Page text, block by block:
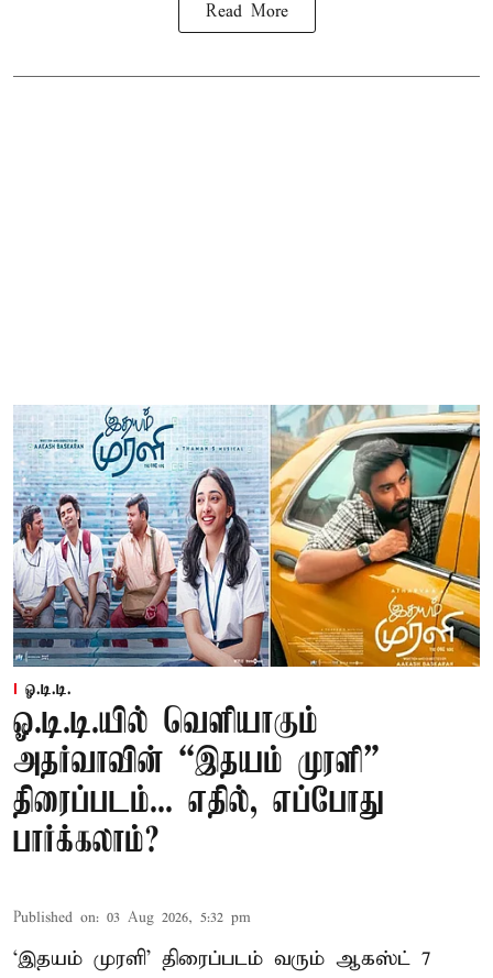
Read More
ஓ.டி.டி.
ஓ.டி.டி.யில் வெளியாகும்
அதர்வாவின் “இதயம் முரளி”
திரைப்படம்... எதில், எப்போது
பார்க்கலாம்?
Published on: 03 Aug 2026, 5:32 pm
‘இதயம் முரளி’ திரைப்படம் வரும் ஆகஸ்ட் 7